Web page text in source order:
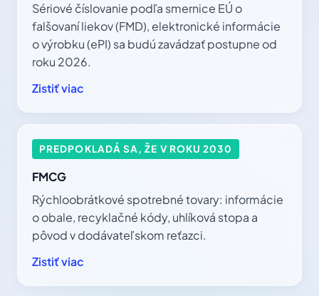
Sériové číslovanie podľa smernice EÚ o
falšovaní liekov (FMD), elektronické informácie
o výrobku (ePI) sa budú zavádzať postupne od
roku 2026.
Zistiť viac
PREDPOKLADÁ SA, ŽE V ROKU 2030
FMCG
Rýchloobrátkové spotrebné tovary: informácie
o obale, recyklačné kódy, uhlíková stopa a
pôvod v dodávateľskom reťazci.
Zistiť viac